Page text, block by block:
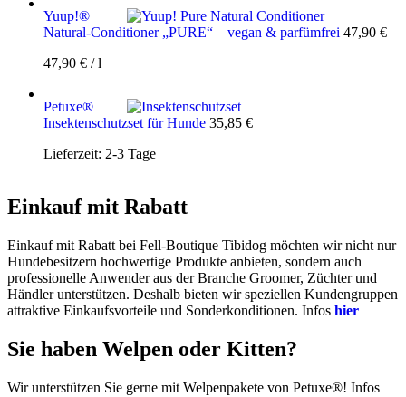
Yuup!®
Natural-Conditioner „PURE“ – vegan & parfümfrei 47,90 €
47,90 € /l
Petuxe®
Insektenschutzset für Hunde 35,85 €
Lieferzeit: 2-3 Tage
Einkauf mit Rabatt
Einkauf mit Rabatt bei Fell-Boutique Tibidog möchten wir nicht nur
Hundebesitzern hochwertige Produkte anbieten, sondern auch
professionelle Anwender aus der Branche Groomer, Züchter und
Händler unterstützen. Deshalb bieten wir speziellen Kundengruppen
attraktive Einkaufsvorteile und Sonderkonditionen. Infos hier
Sie haben Welpen oder Kitten?
Wir unterstützen Sie gerne mit Welpenpakete von Petuxe®! Infos